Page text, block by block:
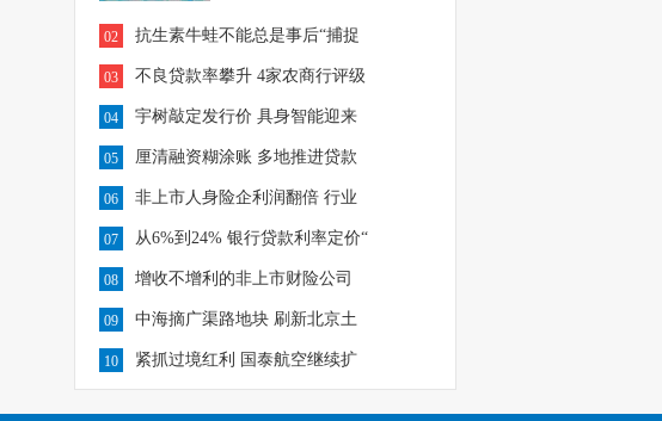
02 抗生素牛蛙不能总是事后“捕捉
03 不良贷款率攀升 4家农商行评级
04 宇树敲定发行价 具身智能迎来
05 厘清融资糊涂账 多地推进贷款
06 非上市人身险企利润翻倍 行业
07 从6%到24% 银行贷款利率定价“
08 增收不增利的非上市财险公司
09 中海摘广渠路地块 刷新北京土
10 紧抓过境红利 国泰航空继续扩